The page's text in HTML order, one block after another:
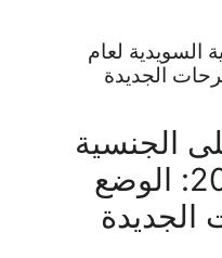
لعام
الجنسية
السويدية لعام 2025: الوضع
الجديدة